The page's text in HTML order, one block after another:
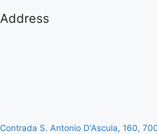
Address
Contrada S. Antonio D'Ascula, 160,